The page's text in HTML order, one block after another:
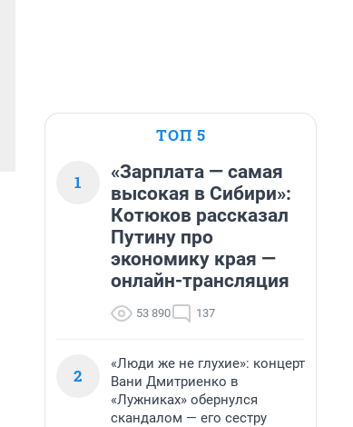
ТОП 5
1
«Зарплата — самая
высокая в Сибири»:
Котюков рассказал
Путину про
экономику края —
онлайн-трансляция
53 890 137
2
«Люди же не глухие»: концерт
Вани Дмитриенко в
«Лужниках» обернулся
скандалом — его сестру